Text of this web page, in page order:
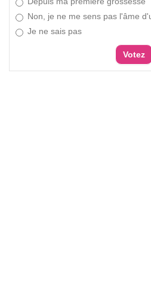
Non, je ne me sens pas l'âme
Je ne sais pas